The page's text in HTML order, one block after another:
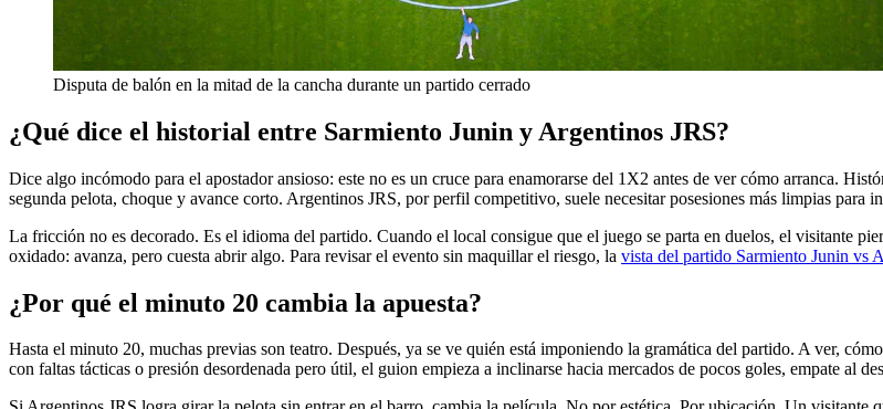
Disputa de balón en la mitad de la cancha durante un partido cerrado
¿Qué dice el historial entre Sarmiento Junin y Argentinos JRS?
Dice algo incómodo para el apostador ansioso: este no es un cruce para enamorarse del 1X2 antes de ver cómo arranca.
segunda pelota, choque y avance corto. Argentinos JRS, por perfil competitivo, suele necesitar posesiones más limpias para
La fricción no es decorado. Es el idioma del partido. Cuando el local consigue que el juego se parta en duelos, el visitante
oxidado: avanza, pero cuesta abrir algo. Para revisar el evento sin maquillar el riesgo, la vista del partido Sarmiento Junin vs
¿Por qué el minuto 20 cambia la apuesta?
Hasta el minuto 20, muchas previas son teatro. Después, ya se ve quién está imponiendo la gramática del partido. A ver,
con faltas tácticas o presión desordenada pero útil, el guion empieza a inclinarse hacia mercados de pocos goles, empate al